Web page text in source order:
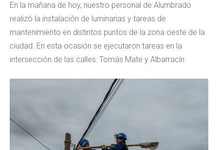
En la mañana de hoy, nuestro personal de Alumbrado
realizó la instalación de luminarias y tareas de
mantenimiento en distintos puntos de la zona oeste de la
ciudad. En esta ocasión se ejecutaron tareas en la
intersección de las calles: Tomás Mate y Albarracín.